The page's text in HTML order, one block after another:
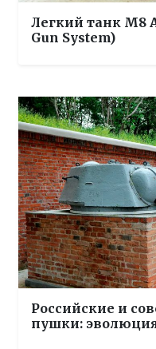
Легкий танк М8
Gun System)
Российские и
пушки: эволюция